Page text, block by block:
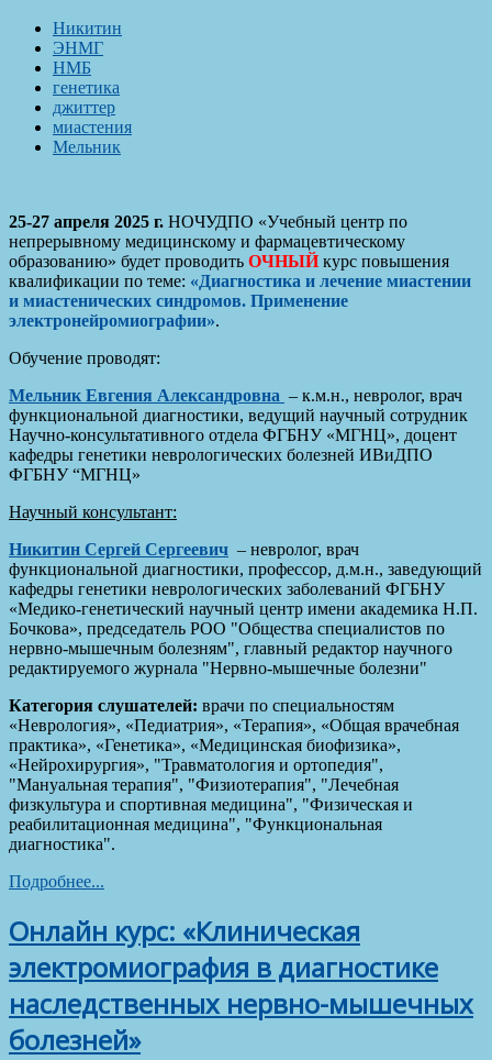
Никитин
ЭНМГ
НМБ
генетика
джиттер
миастения
Мельник
25-27 апреля 2025 г. НОЧУДПО «Учебный центр по
непрерывному медицинскому и фармацевтическому
образованию» будет проводить ОЧНЫЙкурс повышения
квалификации по теме: «Диагностика и лечение миастении
и миастенических синдромов. Применение
электронейромиографии».
Обучение проводят:
Мельник Евгения Александровна – к.м.н., невролог, врач
функциональной диагностики, ведущий научный сотрудник
Научно-консультативного отдела ФГБНУ «МГНЦ», доцент
кафедры генетики неврологических болезней ИВиДПО
ФГБНУ “МГНЦ»
Научный консультант:
Никитин Сергей Сергеевич – невролог, врач
функциональной диагностики, профессор, д.м.н., заведующий
кафедры генетики неврологических заболеваний ФГБНУ
«Медико-генетический научный центр имени академика Н.П.
Бочкова», председатель РОО "Общества специалистов по
нервно-мышечным болезням", главный редактор научного
редактируемого журнала "Нервно-мышечные болезни"
Категория слушателей: врачи по специальностям
«Неврология», «Педиатрия», «Терапия», «Общая врачебная
практика», «Генетика», «Медицинская биофизика»,
«Нейрохирургия», "Травматология и ортопедия",
"Мануальная терапия", "Физиотерапия", "Лечебная
физкультура и спортивная медицина", "Физическая и
реабилитационная медицина", "Функциональная
диагностика".
Подробнее...
Онлайн курс: «Клиническая
электромиография в диагностике
наследственных нервно-мышечных
болезней»